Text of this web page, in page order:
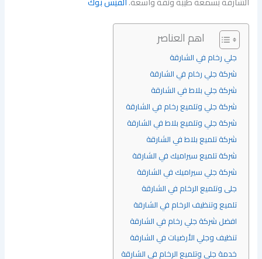
اهم العناصر
جلي رخام في الشارقة
شركة جلي رخام في الشارقة
شركة جلي بلاط في الشارقة
شركة جلي وتلميع رخام في الشارقة
شركة جلي وتلميع بلاط في الشارقة
شركة تلميع بلاط في الشارقة
شركة تلميع سيراميك في الشارقة
شركة جلي سيراميك في الشارقة
جلى وتلميع الرخام في الشارقة
تلميع وتنظيف الرخام في الشارقة
افضل شركة جلي رخام في الشارقة
تنظيف وجلي الأرضيات في الشارقة
خدمة جلي وتلميع الرخام في الشارقة